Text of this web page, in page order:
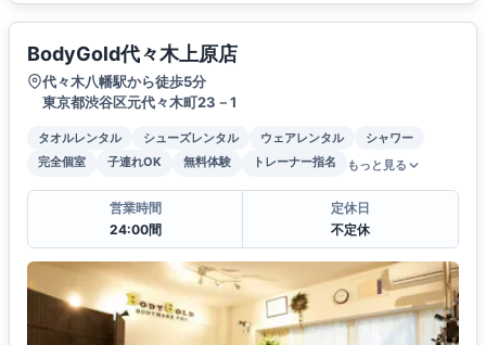
BodyGold代々木上原店
代々木八幡駅から徒歩5分
東京都渋谷区元代々木町23－1
タオルレンタル シューズレンタル ウェアレンタル
シャワー
完全個室
子連れOK 無料体験 トレーナー指名 もっと見る
営業時間
24:00間
定休日
不定休